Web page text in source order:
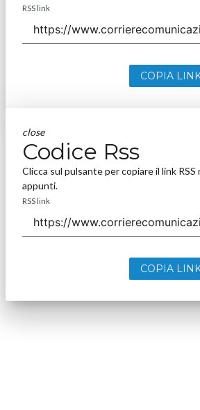
RSS link
COPIA
close
Codice Rss
Clicca sul pulsante per copiare il link RSS
appunti.
RSS link
COPIA